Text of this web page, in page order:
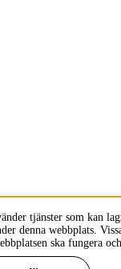
tjänster som kan
denna webbplats.
ska fungera